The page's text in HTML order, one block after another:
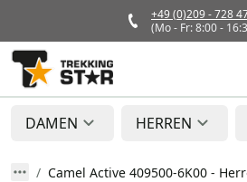
+49 (0)209 - 728
(Mo - Fr: 8:00 -
DAMEN HERREN
Camel Active 409500-6K00 -